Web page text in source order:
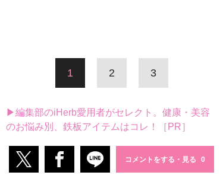
1 2 3
▶編集部のiHerb愛用者がセレクト。健康・美容
のお悩み別、鉄板アイテムはコレ！［PR］
コメントをする・見る